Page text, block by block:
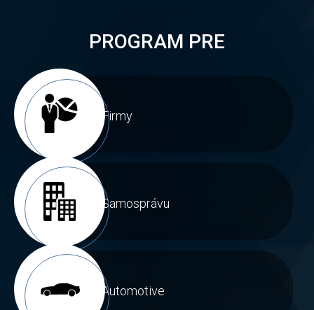
PROGRAM PRE
Firmy
Samosprávu
Automotive